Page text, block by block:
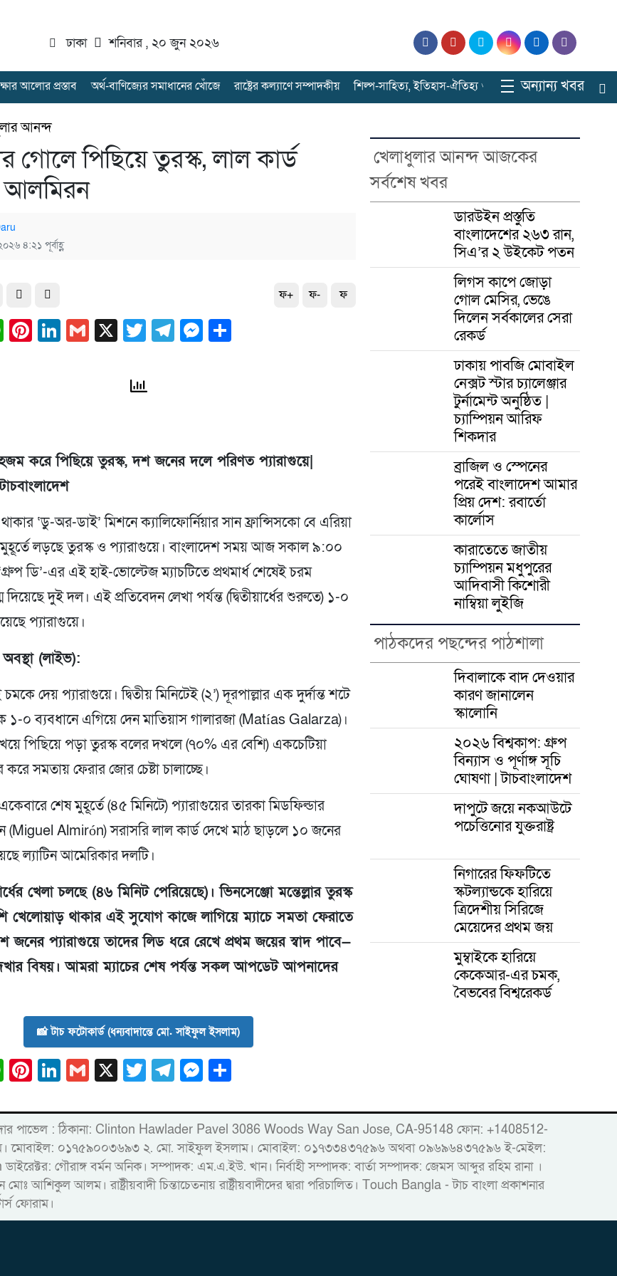
ঢাকা শনিবার , ২০ জুন ২০২৬
আলোর প্রস্তাব অর্থ-বাণিজ্যের সমাধানের খোঁজে রাষ্ট্রের কল্যাণে সম্পাদকীয় শিল্প-সাহিত্য, ইতিহাস-ঐতিহ্য ও বিনোদনের ঠিকানা
অন্যান্য খবর
আনন্দ
গোলে পিছিয়ে তুরস্ক, লাল কার্ড
আলমিরন
৪:২১ পূর্বাহ্ণ
ফ+ ফ- ফ
WhatsApp
Pinterest
LinkedIn
Gmail
X Twitter
Telegram
Messenger
করে পিছিয়ে তুরস্ক, দশ জনের দলে পরিণত প্যারাগুয়ে|
‘ডু-অর-ডাই’ মিশনে ক্যালিফোর্নিয়ার সান ফ্রান্সিসকো বে এরিয়া
মুহূর্তে লড়ছে তুরস্ক ও প্যারাগুয়ে। বাংলাদেশ সময় আজ সকাল ৯:০০
ডি’-এর এই হাই-ভোল্টেজ ম্যাচটিতে প্রথমার্ধ শেষেই চরম
দুই দল। এই প্রতিবেদন লেখা পর্যন্ত (দ্বিতীয়ার্ধের শুরুতে) ১-০
প্যারাগুয়ে।
অবস্থা (লাইভ):
দেয় প্যারাগুয়ে। দ্বিতীয় মিনিটেই (২’) দূরপাল্লার এক দুর্দান্ত শটে
০ ব্যবধানে এগিয়ে দেন মাতিয়াস গালারজা (Matías Galarza)।
পিছিয়ে পড়া তুরস্ক বলের দখলে (৭০% এর বেশি) একচেটিয়া
সমতায় ফেরার জোর চেষ্টা চালাচ্ছে।
শেষ মুহূর্তে (৪৫ মিনিটে) প্যারাগুয়ের তারকা মিডফিল্ডার
(Miguel Almirón) সরাসরি লাল কার্ড দেখে মাঠ ছাড়লে ১০ জনের
ল্যাটিন আমেরিকার দলটি।
খেলা চলছে (৪৬ মিনিট পেরিয়েছে)। ভিনসেঞ্জো মন্তেল্লার তুরস্ক
খেলোয়াড় থাকার এই সুযোগ কাজে লাগিয়ে ম্যাচে সমতা ফেরাতে
জনের প্যারাগুয়ে তাদের লিড ধরে রেখে প্রথম জয়ের স্বাদ পাবে—
বিষয়। আমরা ম্যাচের শেষ পর্যন্ত সকল আপডেট আপনাদের
📸 টাচ ফটোকার্ড (ধন্যবাদান্তে মো. সাইফুল ইসলাম)
WhatsApp
Pinterest
LinkedIn
Gmail
X Twitter
Telegram
Messenger
খেলাধুলার আনন্দ আজকের
সর্বশেষ খবর
ডারউইন প্রস্তুতি
বাংলাদেশের ২৬৩ রান,
সিএ’র ২ উইকেট পতন
লিগস কাপে জোড়া
গোল মেসির, ভেঙে
দিলেন সর্বকালের সেরা
রেকর্ড
ঢাকায় পাবজি মোবাইল
নেক্সট স্টার চ্যালেঞ্জার
টুর্নামেন্ট অনুষ্ঠিত |
চ্যাম্পিয়ন আরিফ
শিকদার
ব্রাজিল ও স্পেনের
পরেই বাংলাদেশ আমার
প্রিয় দেশ: রবার্তো
কার্লোস
কারাতেতে জাতীয়
চ্যাম্পিয়ন মধুপুরের
আদিবাসী কিশোরী
নাম্বিয়া লুইজি
পাঠকদের পছন্দের পাঠশালা
দিবালাকে বাদ দেওয়ার
কারণ জানালেন
স্কালোনি
২০২৬ বিশ্বকাপ: গ্রুপ
বিন্যাস ও পূর্ণাঙ্গ সূচি
ঘোষণা | টাচবাংলাদেশ
দাপুটে জয়ে নকআউটে
পচেত্তিনোর যুক্তরাষ্ট্র
নিগারের ফিফটিতে
স্কটল্যান্ডকে হারিয়ে
ত্রিদেশীয় সিরিজে
মেয়েদের প্রথম জয়
মুম্বাইকে হারিয়ে
কেকেআর-এর চমক,
বৈভবের বিশ্বরেকর্ড
পাভেল : ঠিকানা: Clinton Hawlader Pavel 3086 Woods Way San Jose, CA-95148 ফোন: +1408512-
‎মোবাইল: ০১৭৫৯০০৩৬৯৩ ২. মো. সাইফুল ইসলাম। মোবাইল: ০১৭৩৩৪৩৭৫৯৬ অথবা ০৯৬৯৬৪৩৭৫৯৬ ই-মেইল:
গৌরাঙ্গ বর্মন অনিক। সম্পাদক: এম.এ.ইউ. খান। নির্বাহী সম্পাদক: বার্তা সম্পাদক: জেমস আব্দুর রহিম রানা ।
আশিকুল আলম। রাষ্ট্রীয়বাদী চিন্তাচেতনায় রাষ্ট্রীয়বাদীদের দ্বারা পরিচালিত। Touch Bangla - টাচ বাংলা প্রকাশনার
ফোরাম।